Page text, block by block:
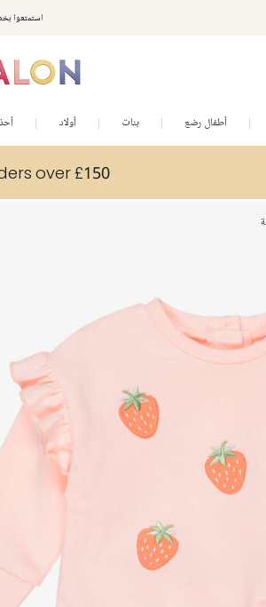
استمتعوا بخصم 10% على طلبيتكم الأولى كهدية
أطفال رضع بنات أولاد
over £150